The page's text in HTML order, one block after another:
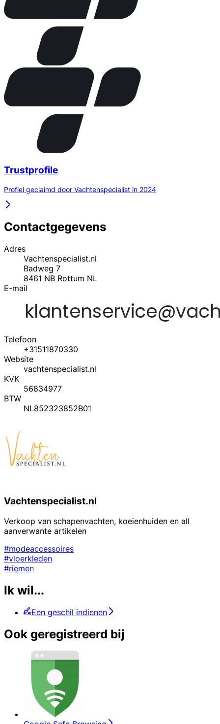
Trustprofile
Profiel geclaimd door Vachtenspecialist in 2024
Contactgegevens
Adres
Vachtenspecialist.nl
Badweg 7
8461 NB Rottum NL
E-mail
Telefoon
+31511870330
Website
vachtenspecialist.nl
KVK
56834977
BTW
NL852323852B01
Vachtenspecialist.nl
Verkoop van schapenvachten, koeienhuiden en all
aanverwante artikelen
#modeaccessoires
#vloerkleden
#riemen
Ik wil...
Een geschil indienen
Ook geregistreerd bij